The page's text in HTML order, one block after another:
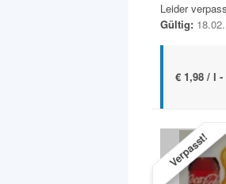
Leider
Gültig:
€ 1,98 / l -
Verpasst!